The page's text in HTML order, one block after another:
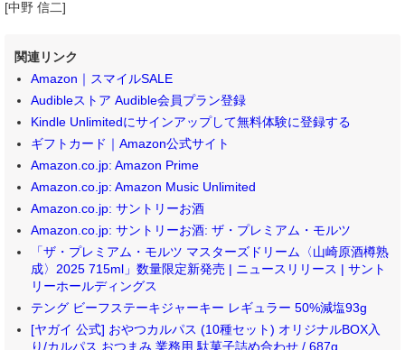
[中野 信二]
関連リンク
Amazon｜スマイルSALE
Audibleストア Audible会員プラン登録
Kindle Unlimitedにサインアップして無料体験に登録する
ギフトカード｜Amazon公式サイト
Amazon.co.jp: Amazon Prime
Amazon.co.jp: Amazon Music Unlimited
Amazon.co.jp: サントリーお酒
Amazon.co.jp: サントリーお酒: ザ・プレミアム・モルツ
「ザ・プレミアム・モルツ マスターズドリーム〈山崎原酒樽熟
成〉2025 715ml」数量限定新発売 | ニュースリリース | サント
リーホールディングス
テング ビーフステーキジャーキー レギュラー 50%減塩93g
[ヤガイ 公式] おやつカルパス (10種セット) オリジナルBOX入
り/カルパス おつまみ 業務用 駄菓子詰め合わせ / 687g